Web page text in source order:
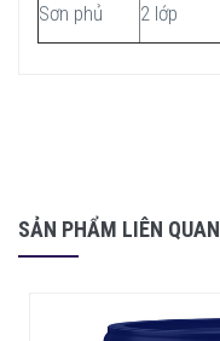
Sơn phủ
2 lớp
SẢN PHẨM LIÊN QUAN